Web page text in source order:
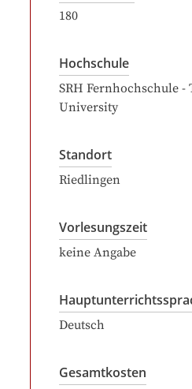
180
Hochschule
SRH Fernhochschule -
University
Standort
Riedlingen
Vorlesungszeit
keine Angabe
Deutsch
Gesamtkosten